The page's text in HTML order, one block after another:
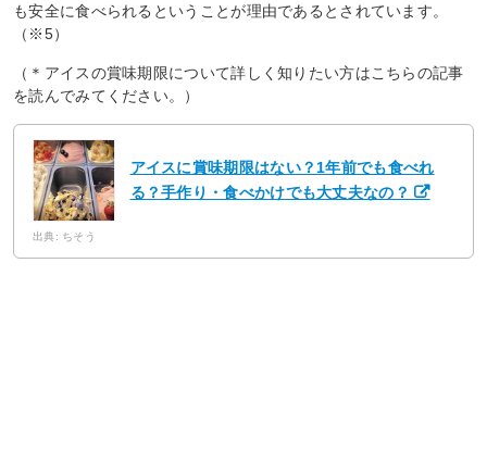
も安全に食べられるということが理由であるとされています。
（※5）
（＊アイスの賞味期限について詳しく知りたい方はこちらの記事
を読んでみてください。）
アイスに賞味期限はない？1年前でも食べれ
る？手作り・食べかけでも大丈夫なの？
出典: ちそう